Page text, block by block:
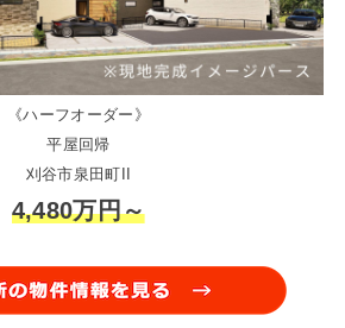
《ハーフオーダー》
平屋回帰
刈谷市泉田町II
4,480万円～